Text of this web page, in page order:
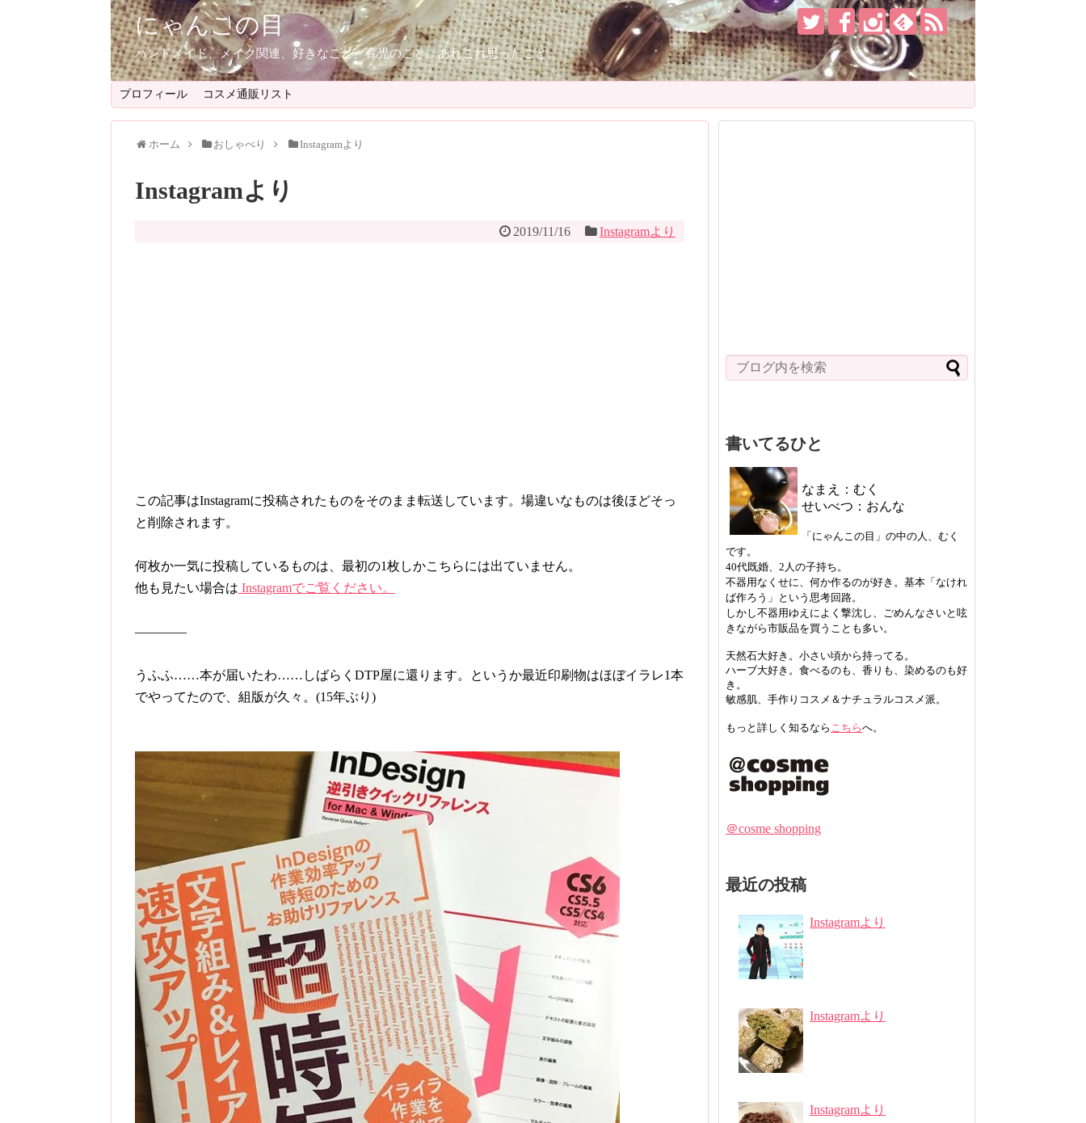
にゃんこの目
ハンドメイド、メイク関連、好きなこと、育児のこと、あれこれ思ったこと。
プロフィール コスメ通販リスト
ホーム おしゃべり Instagramより
Instagramより
2019/11/16 Instagramより
この記事はInstagramに投稿されたものをそのまま転送しています。場違いなものは後ほどそっ
と削除されます。
何枚か一気に投稿しているものは、最初の1枚しかこちらには出ていません。
他も見たい場合は Instagramでご覧ください。
————
うふふ……本が届いたわ……しばらくDTP屋に還ります。というか最近印刷物はほぼイラレ1本
でやってたので、組版が久々。(15年ぶり)
書いてるひと
なまえ：むく
せいべつ：おんな
「にゃんこの目」の中の人、むく
です。
40代既婚、2人の子持ち。
不器用なくせに、何か作るのが好き。基本「なけれ
ば作ろう」という思考回路。
しかし不器用ゆえによく撃沈し、ごめんなさいと呟
きながら市販品を買うことも多い。
天然石大好き。小さい頃から持ってる。
ハーブ大好き。食べるのも、香りも、染めるのも好
き。
敏感肌、手作りコスメ＆ナチュラルコスメ派。
もっと詳しく知るなら こちらへ。
＠cosme shopping
最近の投稿
Instagramより
Instagramより
Instagramより